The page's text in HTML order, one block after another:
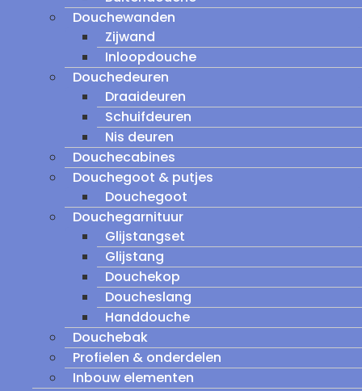
Douchewanden
Zijwand
Inloopdouche
Douchedeuren
Draaideuren
Schuifdeuren
Nis deuren
Douchecabines
Douchegoot & putjes
Douchegoot
Douchegarnituur
Glijstangset
Glijstang
Douchekop
Doucheslang
Handdouche
Douchebak
Profielen & onderdelen
Inbouw elementen